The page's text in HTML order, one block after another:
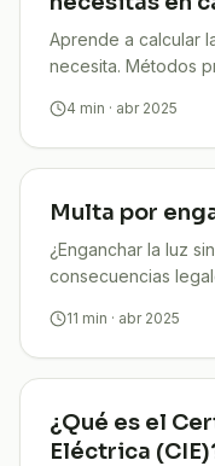
Aprende a calcular
necesita. Métodos
4 min · abr 2025
Multa por
¿Enganchar la luz
consecuencias
11 min · abr 2025
¿Qué es el
Eléctrica